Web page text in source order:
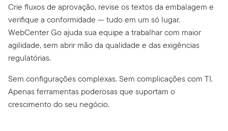
Crie fluxos de aprovação, revise os textos da embalagem e
verifique a conformidade — tudo em um só lugar.
WebCenter Go ajuda sua equipe a trabalhar com maior
agilidade, sem abrir mão da qualidade e das exigências
regulatórias.
Sem configurações complexas. Sem complicações com TI.
Apenas ferramentas poderosas que suportam o
crescimento do seu negócio.